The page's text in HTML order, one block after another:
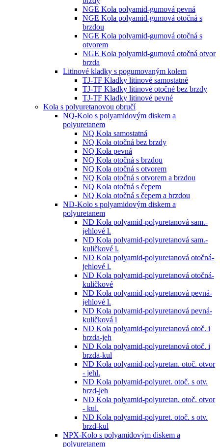
NGE Kola polyamid-gumová pevná
NGE Kola polyamid-gumová otočná s
brzdou
NGE Kola polyamid-gumová otočná s
otvorem
NGE Kola polyamid-gumová otočná otvor
brzda
Litinové kladky s pogumovaným kolem
TJ-TF Kladky litinové samostatné
TJ-TF Kladky litinové otočné bez brzdy
TJ-TF Kladky litinové pevné
Kola s polyuretanovou obručí
NQ-Kolo s polyamidovým diskem a
polyuretanem
NQ Kola samostatná
NQ Kola otočná bez brzdy
NQ Kola pevná
NQ Kola otočná s brzdou
NQ Kola otočná s otvorem
NQ Kola otočná s otvorem a brzdou
NQ Kola otočná s čepem
NQ Kola otočná s čepem a brzdou
ND-Kolo s polyamidovým diskem a
polyuretanem
ND Kola polyamid-polyuretanová sam.-
jehlové l.
ND Kola polyamid-polyuretanová sam.-
kuličkové l.
ND Kola polyamid-polyuretanová otočná-
jehlové l.
ND Kola polyamid-polyuretanová otočná-
kuličkové
ND Kola polyamid-polyuretanová pevná-
jehlové l.
ND Kola polyamid-polyuretanová pevná-
kuličková l
ND Kola polyamid-polyuretanová otoč. i
brzda-jeh
ND Kola polyamid-polyuretanová otoč. i
brzda-kul
ND Kola polyamid-polyuretan. otoč. otvor
- jehl.
ND Kola polyamid-polyuret. otoč. s otv.
brzd-jeh
ND Kola polyamid-polyuretan. otoč. otvor
- kul.
ND Kola polyamid-polyuret. otoč. s otv.
brzd-kul
NPX-Kolo s polyamidovým diskem a
polyuretanem